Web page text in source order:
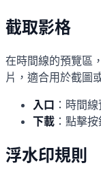
截取影格
在時間線的預覽區
片，適合用於截圖
入口 ：時間
下載 ：點擊
浮水印規則